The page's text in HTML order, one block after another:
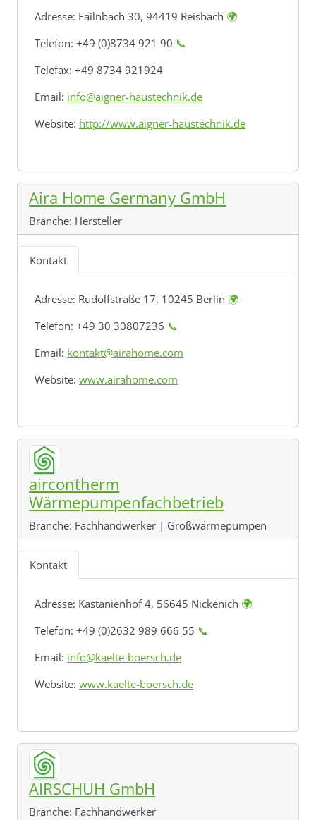
Adresse: Failnbach 30, 94419 Reisbach 🌍
Telefon: +49 (0)8734 921 90 📞
Telefax: +49 8734 921924
Email: info@aigner-haustechnik.de
Website: http://www.aigner-haustechnik.de
Aira Home Germany GmbH
Branche: Hersteller
Kontakt
Adresse: Rudolfstraße 17, 10245 Berlin 🌍
Telefon: +49 30 30807236 📞
Email: kontakt@airahome.com
Website: www.airahome.com
aircontherm
Wärmepumpenfachbetrieb
Branche: Fachhandwerker | Großwärmepumpen
Kontakt
Adresse: Kastanienhof 4, 56645 Nickenich 🌍
Telefon: +49 (0)2632 989 666 55 📞
Email: info@kaelte-boersch.de
Website: www.kaelte-boersch.de
AIRSCHUH GmbH
Branche: Fachhandwerker